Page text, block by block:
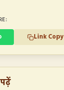
Link Copy